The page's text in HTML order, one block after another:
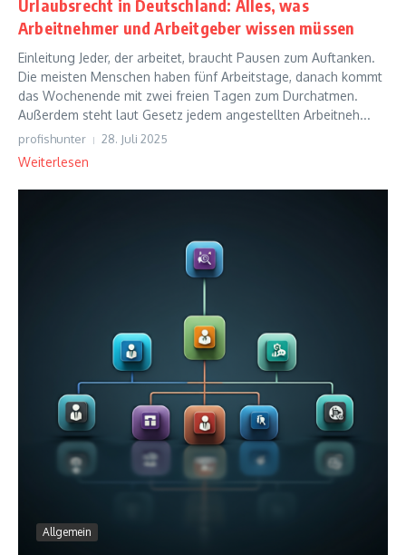
Urlaubsrecht in Deutschland: Alles, was
Arbeitnehmer und Arbeitgeber wissen müssen
Einleitung Jeder, der arbeitet, braucht Pausen zum Auftanken.
Die meisten Menschen haben fünf Arbeitstage, danach kommt
das Wochenende mit zwei freien Tagen zum Durchatmen.
Außerdem steht laut Gesetz jedem angestellten Arbeitneh...
profishunter 28. Juli 2025
Weiterlesen
Allgemein